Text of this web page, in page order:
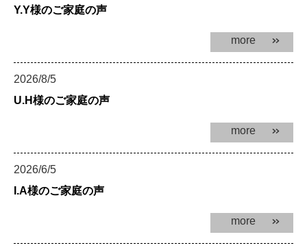
Y.Y様のご家庭の声
more
2026/8/5
U.H様のご家庭の声
more
2026/6/5
I.A様のご家庭の声
more